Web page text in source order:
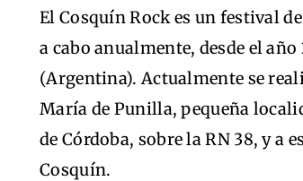
El Cosquín Rock es un festival
a cabo anualmente, desde el
(Argentina). Actualmente se
María de Punilla, pequeña
de Córdoba, sobre la RN 38, y a
Cosquín.